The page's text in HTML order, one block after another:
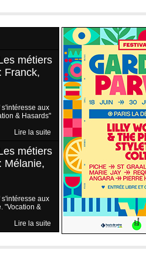
métiers
Franck,
s'intéresse aux
& Hasards"
Lire la suite
métiers
Mélanie,
s'intéresse aux
"Vocation &
Lire la suite